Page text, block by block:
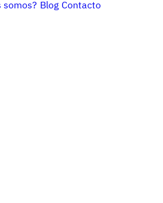
somos? Blog Contacto